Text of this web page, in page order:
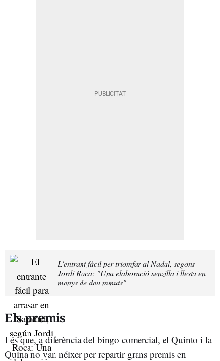
L'entrant fàcil per triomfar al Nadal, segons
Jordi Roca: "Una elaboració senzilla i llesta en
menys de deu minuts"
Els premis
I és que, a diferència del bingo comercial, el Quinto i la
Quina no van néixer per repartir grans premis en